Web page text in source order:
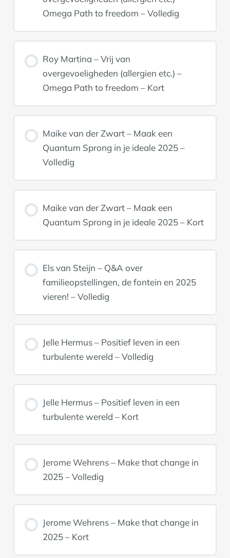
Omega Path to freedom – Volledig
Roy Martina – Vrij van
overgevoeligheden (allergien etc.) –
Omega Path to freedom – Kort
Maike van der Zwart – Maak een
Quantum Sprong in je ideale 2025 –
Volledig
Maike van der Zwart – Maak een
Quantum Sprong in je ideale 2025 – Kort
Els van Steijn – Q&A over
familieopstellingen, de fontein en 2025
vieren! – Volledig
Jelle Hermus – Positief leven in een
turbulente wereld – Volledig
Jelle Hermus – Positief leven in een
turbulente wereld – Kort
Jerome Wehrens – Make that change in
2025 – Volledig
Jerome Wehrens – Make that change in
2025 – Kort